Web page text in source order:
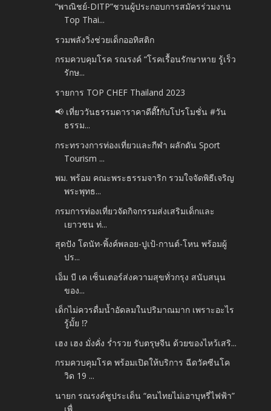
“พาณิชย์-DITP”ชวนผู้ประกอบการสมัครร่วมงาน
Top Thai...
รวมพลังวิ่งช่วยเด็กออทิสติก
กรมควบคุมโรค รณรงค์ “โรคเรื้อนรักษาหาย รู้เร็ว
รักษ...
รายการ TOP CHEF Thailand 2023
📢 เที่ยววันธรรมดาราคาดีดี๊❗️กับโปรโมชั่น #วัน
ธรรม...
กระทรวงการท่องเที่ยวและกีฬา ผลักดัน Sport
Tourism ...
พม. พร้อม คณะพระธรรมจาริก รวมใจจัดพิธีเจริญ
พระพุทธ...
กรมการท่องเที่ยวจัดกิจกรรมส่งเสริมเด็กและ
เยาวชน ท่...
สุดปัง โดนัท-พิ้งค์พลอย-ปูเป้-กานต์-โหน พร้อมผู้
ปร...
เอ็ม บี เค เซ็นเตอร์ส่งความสุขทั่วกรุง สนับสนุน
ของ...
เด็กไม่ควรดื่มน้ำอัดลมในปริมาณมาก เพราะอะไร
รู้มั้ย ⁉️
เฮง เฮง มั่งคั่ง ร่ำรวย รับตรุษจีน ด้วยของไหว้เสริ...
กรมควบคุมโรค พร้อมเปิดให้บริการ ฉีดวัคซีนโค
วิด 19 ...
นายก รณรงค์ชูประเด็น “คนไทยไม่เอาบุหรี่ไฟฟ้า”